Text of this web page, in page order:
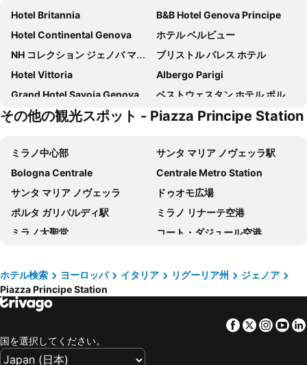
Hotel Britannia
B&B Hotel Genova Principe
Hotel Continental Genova
ホテル ベルビュー
NH コレクション ジェノバ マリーナ
ブリストル パレス ホテル
Hotel Vittoria
Albergo Parigi
Grand Hotel Savoia Genova, Curio Collection by Hilton
ベストウェスタン ホテル ポルト アンティコ
ベストウェスタン ホテル モデルノ ヴェルディ
Hotel Nuovo Nord
Hotel Astoria
Hotel Genova Liberty
コンフォート アクイラ & レアーレ
ホテル ベル ソジオルノ
Hotel Doria
HNN Luxury Suites
メリア ジェノヴァ
AC ホテル ジェノヴァ バイ マリオット
スターホテルズ プレジデント
Hotel Twenty Nine
NH Genova Centro
ベストウェスタン プレミア CHC エアポート
ベストウェスタン ホテル メトロポリ
Mini Hotel
アルベルゴ ノベセント
その他の観光スポット - Piazza Principe Station
ミラノ中心部
サンタ マリア ノヴェッラ駅
Bologna Centrale
Centrale Metro Station
サンタ マリア ノヴェッラ
ドゥオモ広場
ポルタ ガリバルディ駅
ミラノ リナーテ空港
ミラノ大聖堂
コート・ダジュール空港
フィレンツェ フィエラ
Milano Certosa
フィレンツェ大聖堂
Gare de Nice-Ville
Stazione di Bergamo
La Spezia Central Station
ホテル検索 ヨーロッパ イタリア リグーリア州
ジェノア
Piazza Principe Station
Facebook
Twitter
国を選択してください。